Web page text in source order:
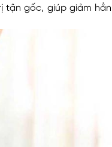
tận gốc, giúp giảm hẳn